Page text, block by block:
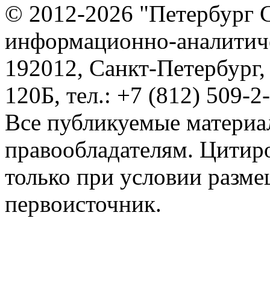
© 2012-2026 "Петербург
информационно-
192012, Санкт-
120Б, тел.: +7 (812) 509-
Все публикуемые
правообладателям.
только при условии
первоисточник.